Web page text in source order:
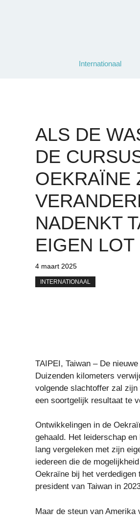
Internationaal
ALS DE
DE
OEKRAÏNE
NADENKT
EIGEN LOT
4 maart 2025
INTERNATIONAAL
TAIPEI, Taiwan – De
Duizenden kilometers
volgende slachtoffer zal zijn
een ​​soortgelijk resultaat te
Ontwikkelingen in de
gehaald. Het leiderschap
lang vergeleken met zijn
iedereen die de
Oekraïne bij het verdedigen
president van Taiwan in
Maar de steun van